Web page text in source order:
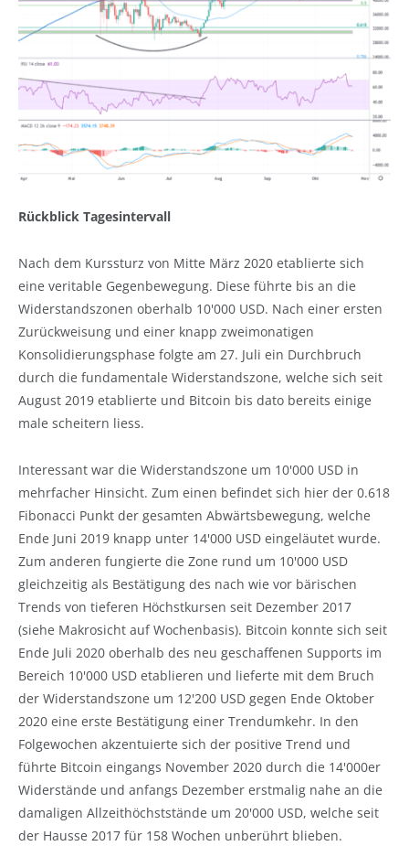
Rückblick Tagesintervall
Nach dem Kurssturz von Mitte März 2020 etablierte sich
eine veritable Gegenbewegung. Diese führte bis an die
Widerstandszonen oberhalb 10'000 USD. Nach einer ersten
Zurückweisung und einer knapp zweimonatigen
Konsolidierungsphase folgte am 27. Juli ein Durchbruch
durch die fundamentale Widerstandszone, welche sich seit
August 2019 etablierte und Bitcoin bis dato bereits einige
male scheitern liess.
Interessant war die Widerstandszone um 10'000 USD in
mehrfacher Hinsicht. Zum einen befindet sich hier der 0.618
Fibonacci Punkt der gesamten Abwärtsbewegung, welche
Ende Juni 2019 knapp unter 14'000 USD eingeläutet wurde.
Zum anderen fungierte die Zone rund um 10'000 USD
gleichzeitig als Bestätigung des nach wie vor bärischen
Trends von tieferen Höchstkursen seit Dezember 2017
(siehe Makrosicht auf Wochenbasis). Bitcoin konnte sich seit
Ende Juli 2020 oberhalb des neu geschaffenen Supports im
Bereich 10'000 USD etablieren und lieferte mit dem Bruch
der Widerstandszone um 12'200 USD gegen Ende Oktober
2020 eine erste Bestätigung einer Trendumkehr. In den
Folgewochen akzentuierte sich der positive Trend und
führte Bitcoin eingangs November 2020 durch die 14'000er
Widerstände und anfangs Dezember erstmalig nahe an die
damaligen Allzeithöchststände um 20'000 USD, welche seit
der Hausse 2017 für 158 Wochen unberührt blieben.